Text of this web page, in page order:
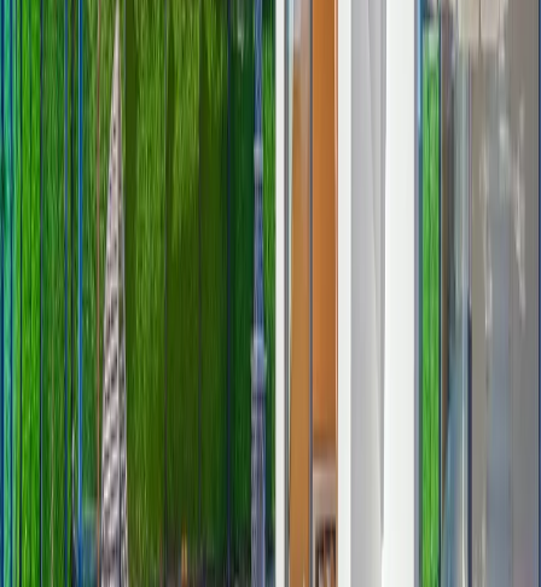
gecelik en düşük fiyat
başlayan fiyatlarla
Resmi Belge
Kültür ve Turizm Bakanlığı
Belge No:
07-11280
Giriş - Çıkış Tarihi
Yetişkin
Konaklama Kuralı
Minimum
gece
Rezerve Et
Hızlı İletişim